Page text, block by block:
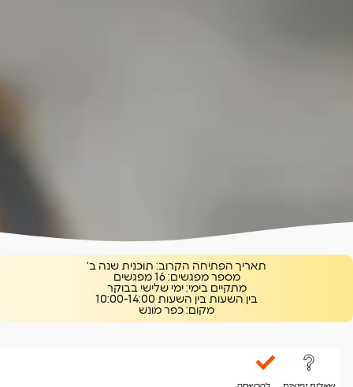
תאריך הפתיחה הקרוב: תוכנית שנה ב׳
מספר מפגשים: 16 מפגשים
מתקיים בימי: ימי שלישי בבוקר
בין השעות בין השעות 10:00-14:00
מקום: כפר מונש
שאלות נפוצות להרשמה